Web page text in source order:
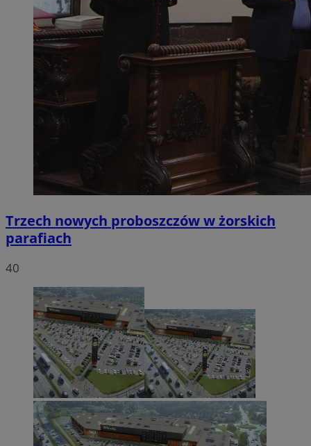
Trzech nowych proboszczów w żorskich
parafiach
40